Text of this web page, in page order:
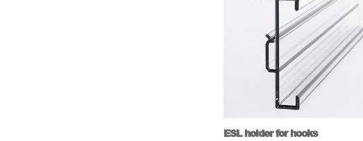
ESL holder for hooks